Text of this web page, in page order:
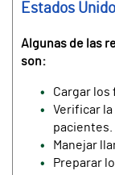
Estados
Algunas de las
son:
Cargar los
Verificar
pacientes.
Manejar
Preparar